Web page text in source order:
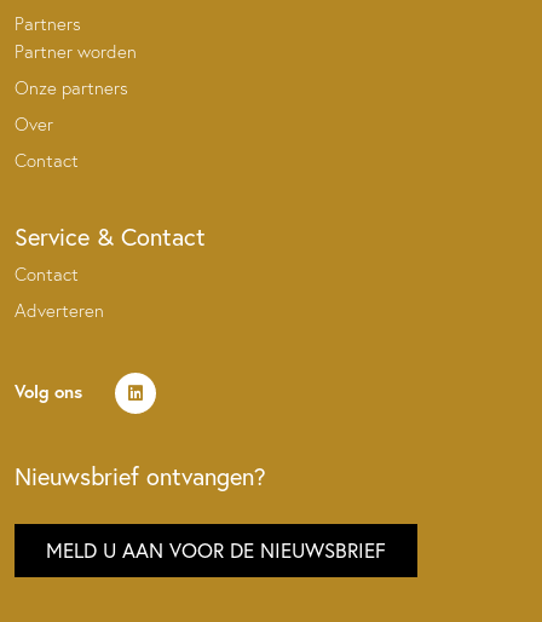
Partners
Partner worden
Onze partners
Over
Contact
Service & Contact
Contact
Adverteren
Volg ons
Nieuwsbrief ontvangen?
MELD U AAN VOOR DE NIEUWSBRIEF